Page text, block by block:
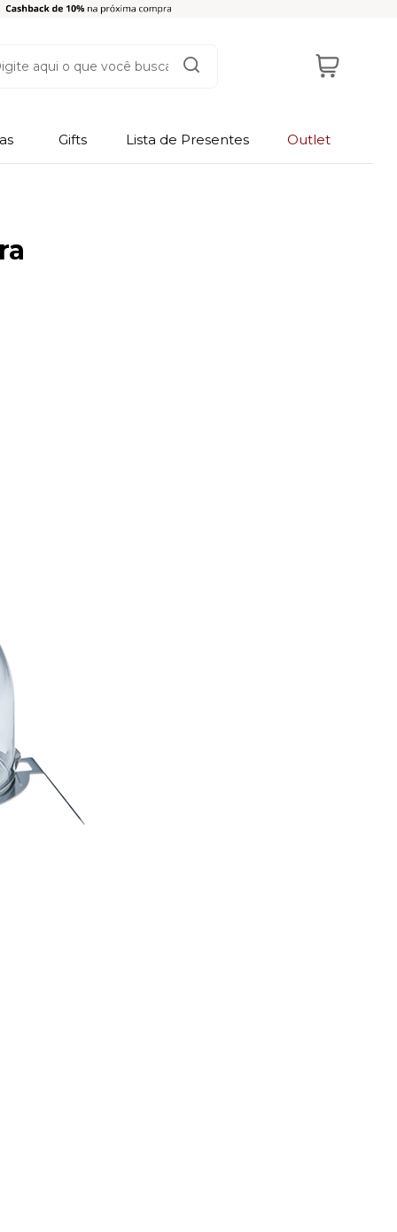
Gifts Lista de Presentes Outlet